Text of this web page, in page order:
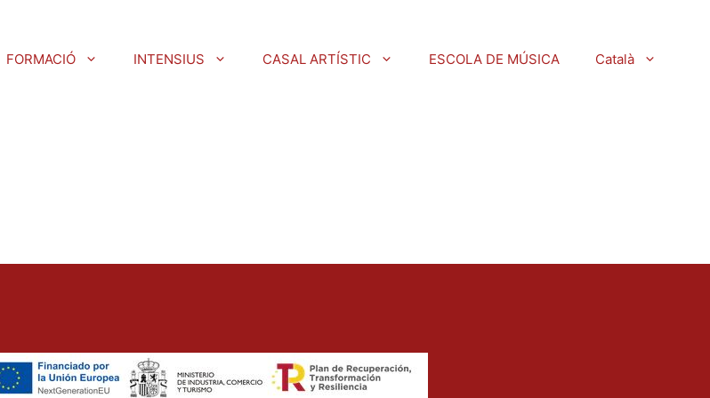
FORMACIÓ INTENSIUS CASAL ARTÍSTIC ESCOLA DE MÚSICA Català